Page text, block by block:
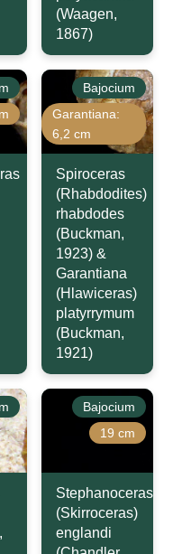
(Waagen,
1867)
Bajocium
Garantiana:
6,2 cm
Spiroceras
(Rhabdodites)
rhabdodes
(Buckman,
1923) &
Garantiana
(Hlawiceras)
platyrrymum
(Buckman,
1921)
Bajocium
19 cm
Stephanoceras
(Skirroceras)
englandi